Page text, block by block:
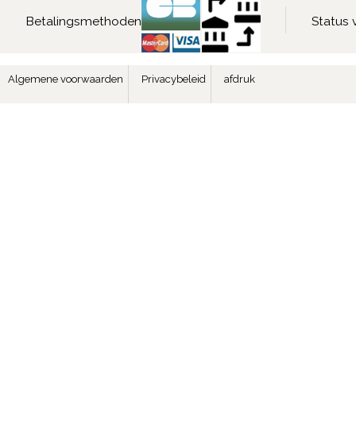
Betalingsmethoden Status
Algemene voorwaarden Privacybeleid afdruk